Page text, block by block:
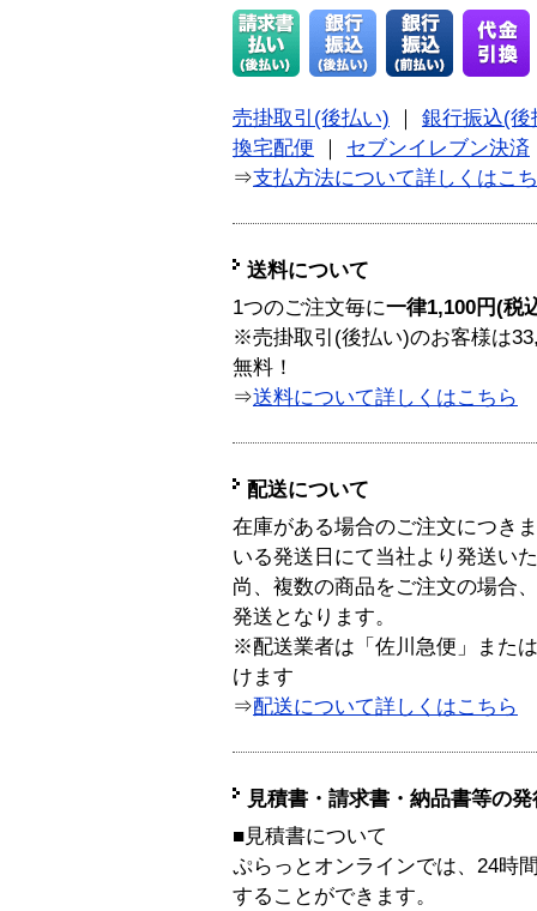
売掛取引(後払い)
銀行振込(後
換宅配便
セブンイレブン決済
⇒支払方法について詳しくはこ
送料について
1つのご注文毎に一律1,100円(税
※売掛取引(後払い)のお客様は
無料！
⇒送料について詳しくはこちら
配送について
在庫がある場合のご注文につき
いる発送日にて当社より発送い
尚、複数の商品をご注文の場合
発送となります。
※配送業者は「佐川急便」また
けます
⇒配送について詳しくはこちら
見積書・請求書・納品書等の
■見積書について
ぷらっとオンラインでは、24時
することができます。